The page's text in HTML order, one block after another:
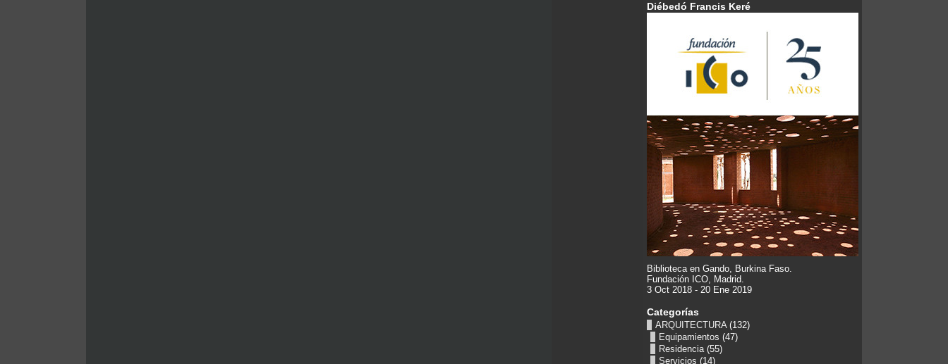
Diébedó Francis Keré
Biblioteca en Gando, Burkina Faso.
Fundación ICO, Madrid.
3 Oct 2018 - 20 Ene 2019
Categorías
ARQUITECTURA(132)
Equipamientos (47)
Residencia(55)
Servicios (14)